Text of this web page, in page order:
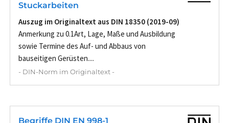
Stuckarbeiten
Auszug im Originaltext aus DIN 18350 (2019-09)
Anmerkung zu 0.1Art, Lage, Maße und Ausbildung
sowie Termine des Auf- und Abbaus von
bauseitigen Gerüsten....
- DIN-Norm im Originaltext -
Begriffe DIN EN 998-1